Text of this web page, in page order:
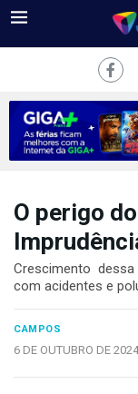
J3NEWS
COLUNAS
FALE
CONOSCO
Copyright
O perigo
Crescimento
com acidentes e
CAMPOS
6 DE OUTUBRO DE